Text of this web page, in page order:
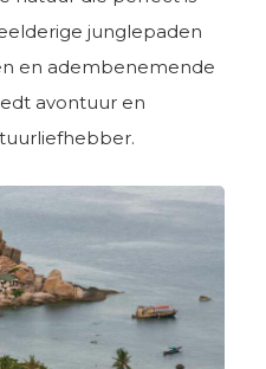
junglepaden
en adembenemende
avontuur en